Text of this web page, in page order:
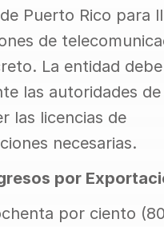
Puerto Rico para
de
La entidad debe
las autoridades
las licencias de
necesarias.
por
por ciento